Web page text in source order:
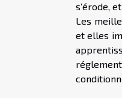
s’érode,
Les
et elles